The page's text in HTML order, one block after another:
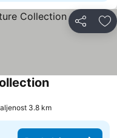
Deli
3.8 km